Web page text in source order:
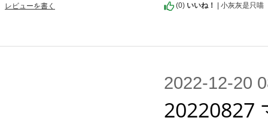
レビューを書く (0) いいね！ | 小灰灰是只喵
2022-12-20
20220827